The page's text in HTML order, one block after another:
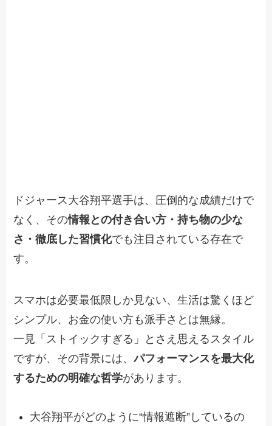
ドジャース大谷翔平選手は、圧倒的な成績だけで
なく、その情報との付き合い方・持ち物の少な
さ・徹底した習慣化でも注目されている存在で
す。
スマホは必要最低限しか見ない、生活は驚くほど
シンプル、お金の使い方も派手さとは無縁。
一見「ストイックすぎる」とさえ思えるスタイル
ですが、その背景には、パフォーマンスを最大化
するための明確な哲学があります。
大谷翔平がどのように“情報遮断”しているの